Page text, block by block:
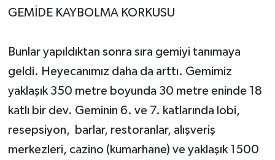
GEMİDE KAYBOLMA KORKUSU
Bunlar yapıldıktan sonra sıra gemiyi tanımaya
geldi. Heyecanımız daha da arttı. Gemimiz
yaklaşık 350 metre boyunda 30 metre eninde 18
katlı bir dev. Geminin 6. ve 7. katlarında lobi,
resepsiyon, barlar, restoranlar, alışveriş
merkezleri, cazino (kumarhane) ve yaklaşık 1500